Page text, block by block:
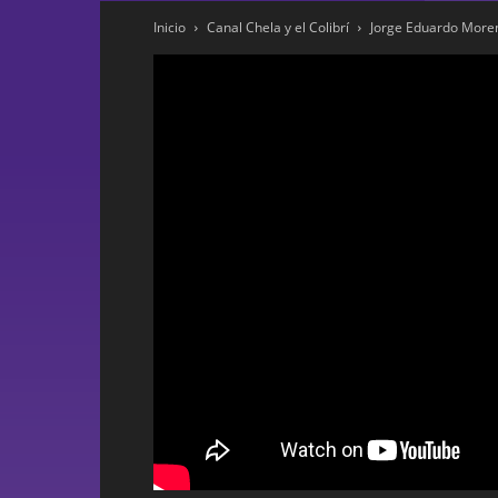
Inicio Canal Chela y el Colibrí Jorge Eduardo